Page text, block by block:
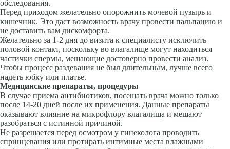
обследования.
Перед приходом желательно опорожнить мочевой пузырь и
кишечник. Это даст возможность врачу провести пальпацию и
не доставить вам дискомфорта.
Желательно за 1-2 дня до визита к специалисту исключить
половой контакт, поскольку во влагалище могут находиться
частички спермы, мешающие достоверно провести анализ.
Чтобы процесс раздевания не был длительным, лучше всего
надеть юбку или платье.
Медицинские препараты, процедуры
В случае приема антибиотиков, посещать врача можно только
после 14-20 дней после их применения. Данные препараты
оказывают влияние на микрофлору влагалища и мешают
разобраться с истинной причиной.
Не разрешается перед осмотром у гинеколога проводить
спринцевания или протирать интимные места влажными